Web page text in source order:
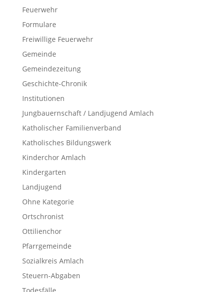
Feuerwehr
Formulare
Freiwillige Feuerwehr
Gemeinde
Gemeindezeitung
Geschichte-Chronik
Institutionen
Jungbauernschaft / Landjugend Amlach
Katholischer Familienverband
Katholisches Bildungswerk
Kinderchor Amlach
Kindergarten
Landjugend
Ohne Kategorie
Ortschronist
Ottilienchor
Pfarrgemeinde
Sozialkreis Amlach
Steuern-Abgaben